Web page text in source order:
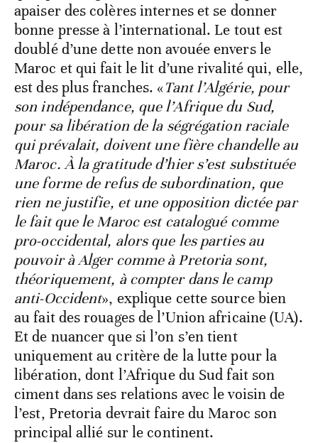
apaiser des colères internes et se donner
bonne presse à l’international. Le tout est
doublé d’une dette non avouée envers le
Maroc et qui fait le lit d’une rivalité qui, elle,
est des plus franches. «Tant l’Algérie, pour
son indépendance, que l’Afrique du Sud,
pour sa libération de la ségrégation raciale
qui prévalait, doivent une fière chandelle au
Maroc. À la gratitude d’hier s’est substituée
une forme de refus de subordination, que
rien ne justifie, et une opposition dictée par
le fait que le Maroc est catalogué comme
pro-occidental, alors que les parties au
pouvoir à Alger comme à Pretoria sont,
théoriquement, à compter dans le camp
anti-Occident», explique cette source bien
au fait des rouages de l’Union africaine (UA).
Et de nuancer que si l’on s’en tient
uniquement au critère de la lutte pour la
libération, dont l’Afrique du Sud fait son
ciment dans ses relations avec le voisin de
l’est, Pretoria devrait faire du Maroc son
principal allié sur le continent.